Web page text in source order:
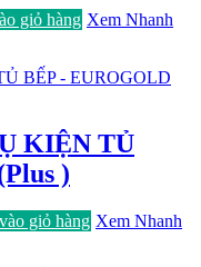
giỏ hàng Xem Nhanh
KIỆN TỦ
)
giỏ hàng Xem Nhanh